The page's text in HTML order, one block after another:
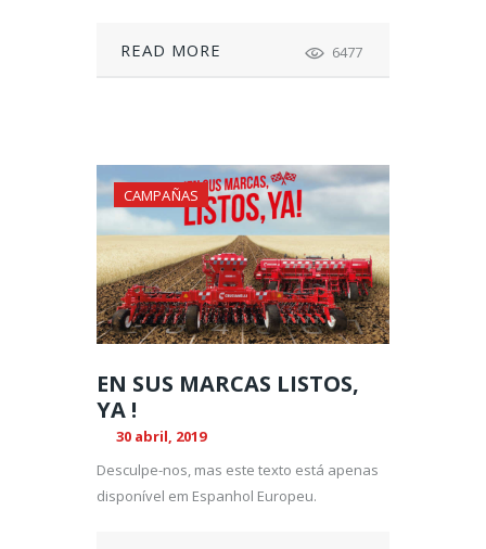
READ MORE 6477
CAMPAÑAS
EN SUS MARCAS LISTOS,
YA !
30 abril, 2019
Desculpe-nos, mas este texto está apenas
disponível em Espanhol Europeu.